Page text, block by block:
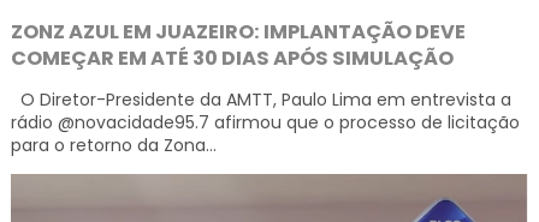
ZONZ AZUL EM JUAZEIRO: IMPLANTAÇÃO DEVE
COMEÇAR EM ATÉ 30 DIAS APÓS SIMULAÇÃO
O Diretor-Presidente da AMTT, Paulo Lima em entrevista a
rádio @novacidade95.7 afirmou que o processo de licitação
para o retorno da Zona...